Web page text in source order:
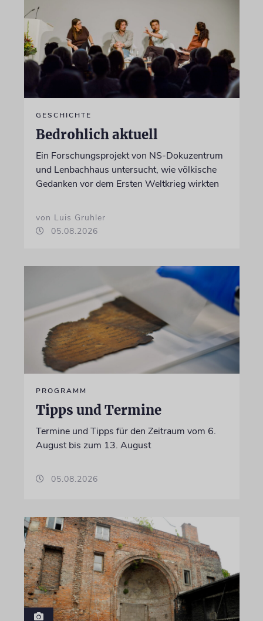
GESCHICHTE
Bedrohlich aktuell
Ein Forschungsprojekt von NS-Dokuzentrum
und Lenbachhaus untersucht, wie völkische
Gedanken vor dem Ersten Weltkrieg wirkten
von Luis Gruhler
05.08.2026
PROGRAMM
Tipps und Termine
Termine und Tipps für den Zeitraum vom 6.
August bis zum 13. August
05.08.2026